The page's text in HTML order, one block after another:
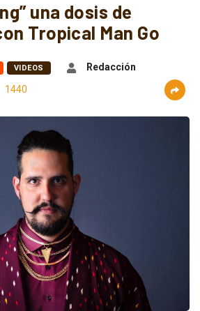
una dosis de
Tropical Man Go
VIDEOS
Redacción
1440